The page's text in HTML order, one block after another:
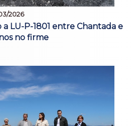
2026
LU-P-1801 entre Chantada e
no firme